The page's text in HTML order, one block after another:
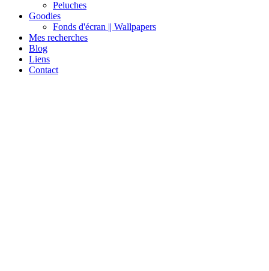
Peluches
Goodies
Fonds d'écran || Wallpapers
Mes recherches
Blog
Liens
Contact